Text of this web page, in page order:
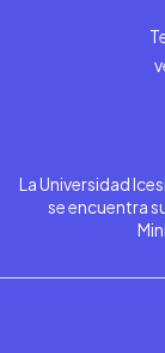
La Universidad
se encuentra